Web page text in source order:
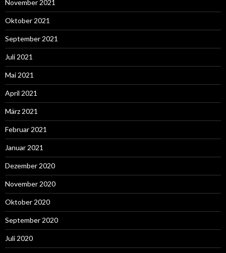
November 2021
Oktober 2021
September 2021
Juli 2021
Mai 2021
April 2021
März 2021
Februar 2021
Januar 2021
Dezember 2020
November 2020
Oktober 2020
September 2020
Juli 2020